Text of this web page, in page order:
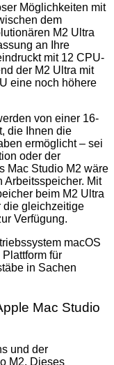
Möglichkeiten mit
dem
M2 Ultra
an Ihre
mit 12 CPU-
der M2 Ultra mit
eine noch höhere
von einer 16-
die Ihnen die
ermöglicht – sei
oder der
Mac Studio M2 wäre
Arbeitsspeicher. Mit
beim M2 Ultra
die gleichzeitige
Verfügung.
macOS
für
in Sachen
Mac Studio
und der
M2. Dieses